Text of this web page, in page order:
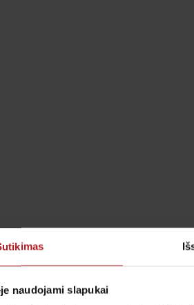
naudojami slapukai